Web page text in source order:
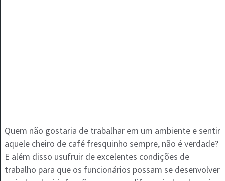
Quem não gostaria de trabalhar em um ambiente e sentir
aquele cheiro de café fresquinho sempre, não é verdade?
E além disso usufruir de excelentes condições de
trabalho para que os funcionários possam se desenvolver